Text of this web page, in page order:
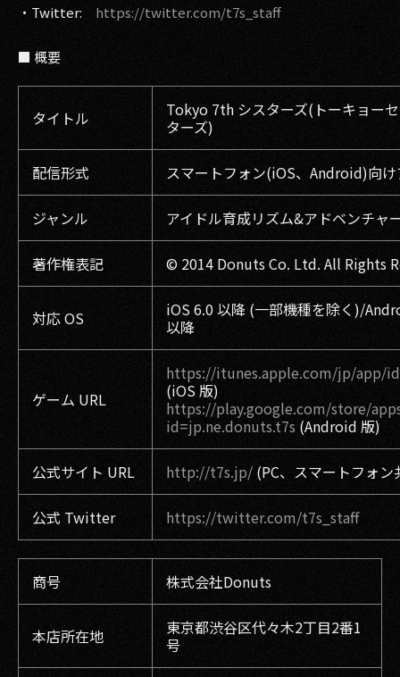
・Twitter: https://twitter.com/t7s_staff
■ 概要
タイトル
Tokyo 7th シスターズ(トーキョー
ターズ)
配信形式 スマートフォン(iOS、Android)向
ジャンル アイドル育成リズム&アドベンチャ
著作権表記 © 2014 Donuts Co. Ltd. All Rights
対応 OS
iOS 6.0 以降 (一部機種を除く)/
以降
ゲーム URL
https://itunes.apple.com/jp/app/
(iOS 版)
https://play.google.com/store/
id=jp.ne.donuts.t7s (Android 版)
公式サイト URL http://t7s.jp/ (PC、スマートフォン
公式 Twitter https://twitter.com/t7s_staff
商号 株式会社Donuts
本店所在地
東京都渋谷区代々木2丁目2番1
号